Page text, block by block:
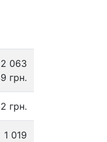
2 063
грн.
грн.
1 019